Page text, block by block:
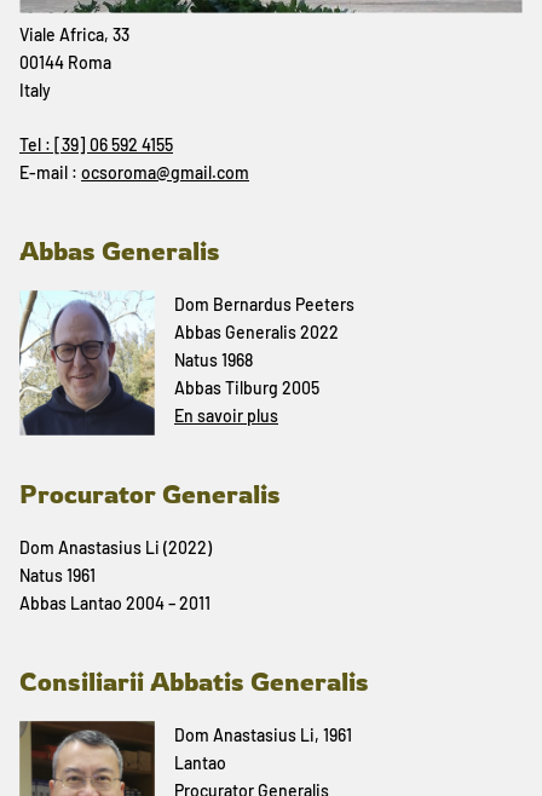
Viale Africa, 33
00144 Roma
Italy
Tel : [39] 06 592 4155
E-mail : ocsoroma@gmail.com
Abbas Generalis
Dom Bernardus Peeters
Abbas Generalis 2022
Natus 1968
Abbas Tilburg 2005
En savoir plus
Procurator Generalis
Dom Anastasius Li (2022)
Natus 1961
Abbas Lantao 2004 – 2011
Consiliarii Abbatis Generalis
Dom Anastasius Li, 1961
Lantao
Procurator Generalis